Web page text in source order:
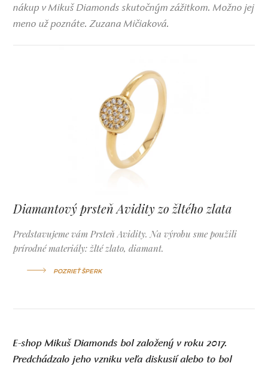
nákup v Mikuš Diamonds skutočným zážitkom. Možno jej
meno už poznáte. Zuzana Mičiaková.
Diamantový prsteň Avidity zo žltého zlata
Predstavujeme vám Prsteň Avidity. Na výrobu sme použili
prírodné materiály: žlté zlato, diamant.
POZRIEŤ ŠPERK
E-shop Mikuš Diamonds bol založený v roku 2017.
Predchádzalo jeho vzniku veľa diskusií alebo to bol